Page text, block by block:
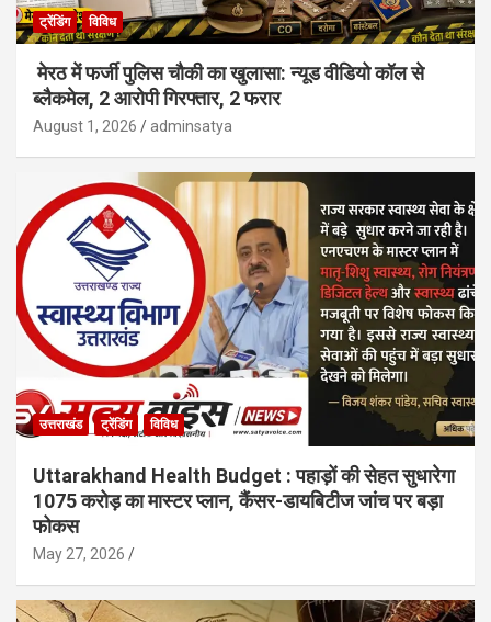
ट्रेंडिंग विविध
मेरठ में फर्जी पुलिस चौकी का खुलासा: न्यूड वीडियो कॉल से
ब्लैकमेल, 2 आरोपी गिरफ्तार, 2 फरार
August 1, 2026 adminsatya
उत्तराखंड ट्रेंडिंग विविध
Uttarakhand Health Budget : पहाड़ों की सेहत सुधारेगा
1075 करोड़ का मास्टर प्लान, कैंसर-डायबिटीज जांच पर बड़ा
फोकस
May 27, 2026